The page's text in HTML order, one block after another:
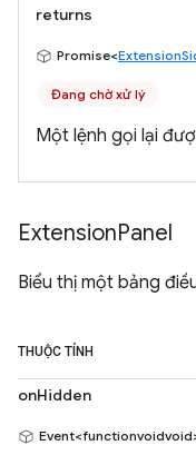
returns
Promise<
Đang chờ xử lý
Một lệnh gọi lại
ExtensionPanel
Biểu thị một bảng
THUỘC TÍNH
onHidden